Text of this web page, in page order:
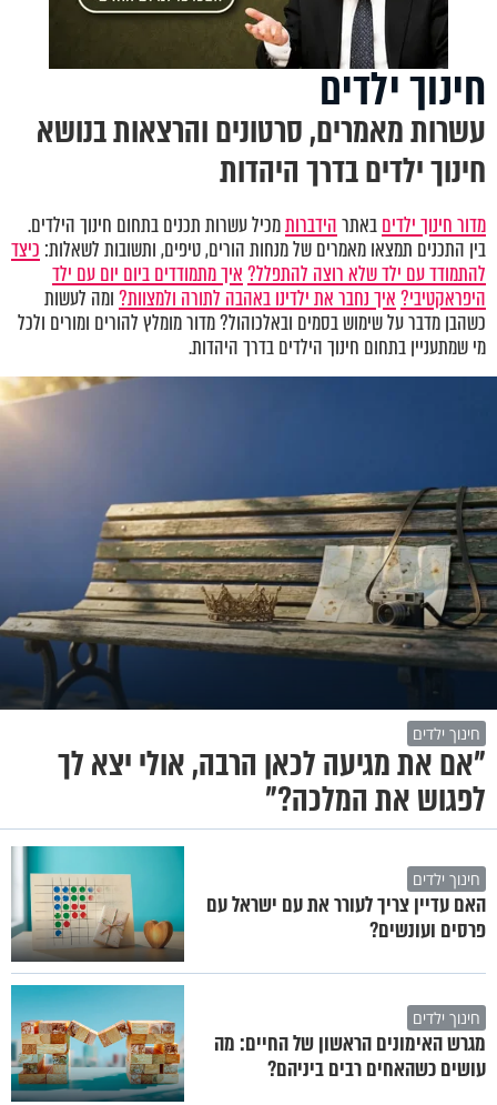
חינוך ילדים
עשרות מאמרים, סרטונים והרצאות בנושא
חינוך ילדים בדרך היהדות
מדור חינוך ילדיםבאתרהידברותמכיל עשרות תכנים בתחום חינוך הילדים.
בין התכנים תמצאו מאמרים של מנחות הורים, טיפים, ותשובות לשאלות: כיצד
להתמודד עם ילד שלא רוצה להתפלל?איך מתמודדים ביום יום עם ילד
היפראקטיבי?איך נחבר את ילדינו באהבה לתורה ולמצוות?ומה לעשות
כשהבן מדבר על שימוש בסמים ובאלכוהול? מדור מומלץ להורים ומורים ולכל
מי שמתעניין בתחום חינוך הילדים בדרך היהדות.
חינוך ילדים
"אם את מגיעה לכאן הרבה, אולי יצא לך
לפגוש את המלכה?"
חינוך ילדים
האם עדיין צריך לעורר את עם ישראל עם
פרסים ועונשים?
חינוך ילדים
מגרש האימונים הראשון של החיים: מה
עושים כשהאחים רבים ביניהם?